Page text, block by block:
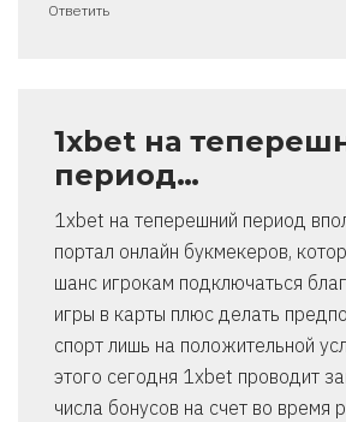
Ответить
1xbet на
период…
1xbet на теперешний период
портал онлайн букмекеров,
шанс игрокам подключаться
игры в карты плюс делать
спорт лишь на положительной
этого сегодня 1xbet проводит
числа бонусов на счет во время